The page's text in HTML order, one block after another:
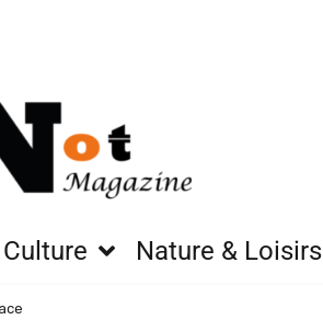
Culture Nature & Loisirs